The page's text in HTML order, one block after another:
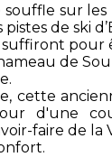
sur
de ski
pour
de
d'une
faire de la